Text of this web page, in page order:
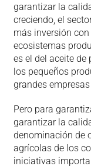
garantizar la
creciendo, el
más inversión
ecosistemas
es el del aceite
los pequeños
grandes
Pero para
garantizar la
denominación de
agrícolas de los
iniciativas